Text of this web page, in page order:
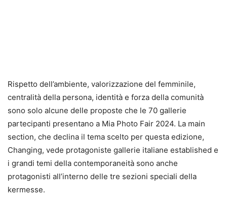
Rispetto dell’ambiente, valorizzazione del femminile,
centralità della persona, identità e forza della comunità
sono solo alcune delle proposte che le 70 gallerie
partecipanti presentano a Mia Photo Fair 2024. La main
section, che declina il tema scelto per questa edizione,
Changing, vede protagoniste gallerie italiane established e
i grandi temi della contemporaneità sono anche
protagonisti all’interno delle tre sezioni speciali della
kermesse.